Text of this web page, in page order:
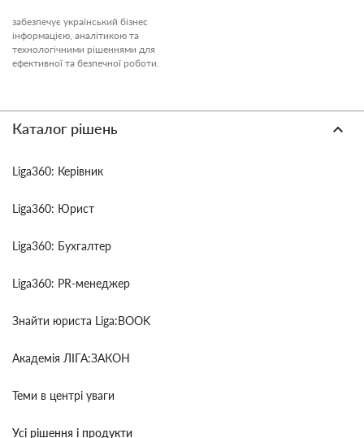
забезпечує український бізнес
інформацією, аналітикою та
технологічними рішеннями для
ефективної та безпечної роботи.
Каталог рішень
Liga360: Керівник
Liga360: Юрист
Liga360: Бухгалтер
Liga360: PR-менеджер
Знайти юриста Liga:BOOK
Академія ЛІГА:ЗАКОН
Теми в центрі уваги
Усі рішення і продукти